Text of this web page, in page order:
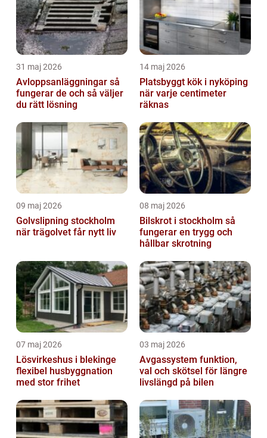
31 maj 2026
Avloppsanläggningar så
fungerar de och så väljer
du rätt lösning
14 maj 2026
Platsbyggt kök i nyköping
när varje centimeter
räknas
09 maj 2026
Golvslipning stockholm
när trägolvet får nytt liv
08 maj 2026
Bilskrot i stockholm så
fungerar en trygg och
hållbar skrotning
07 maj 2026
Lösvirkeshus i blekinge
flexibel husbyggnation
med stor frihet
03 maj 2026
Avgassystem funktion,
val och skötsel för längre
livslängd på bilen